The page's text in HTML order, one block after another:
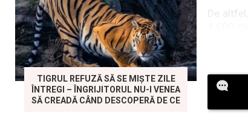
De
casnic.
În
TIGRUL REFUZĂ SĂ SE MIȘTE ZILE
ÎNTREGI – ÎNGRIJITORUL NU-I VENEA
SĂ CREADĂ CÂND DESCOPERĂ DE CE